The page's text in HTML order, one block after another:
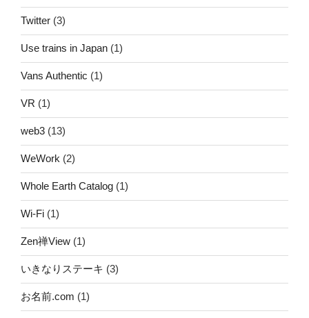
Twitter (3)
Use trains in Japan (1)
Vans Authentic (1)
VR (1)
web3 (13)
WeWork (2)
Whole Earth Catalog (1)
Wi-Fi (1)
Zen禅View (1)
いきなりステーキ (3)
お名前.com (1)